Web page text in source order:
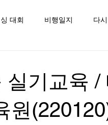
대회 비행일지 다
기교육 /
원